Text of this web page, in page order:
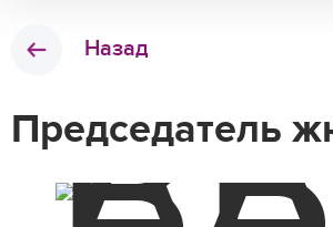
Назад
Председатель